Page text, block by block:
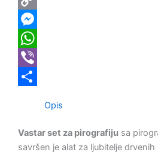
Copy
Link
Messenger
WhatsApp
Viber
Opis
Vastar set za pirografiju sa
savršen je alat za ljubitelje